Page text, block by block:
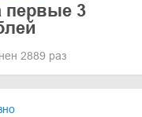
первые 3
2889 раз